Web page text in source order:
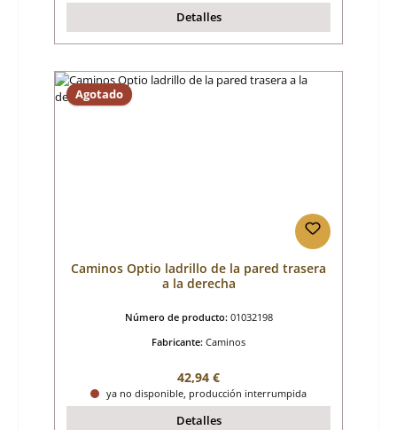
Detalles
Agotado
Caminos Optio ladrillo de la pared trasera
a la derecha
Número de producto: 01032198
Fabricante: Caminos
Precio normal:
42,94 €
ya no disponible, producción interrumpida
Detalles